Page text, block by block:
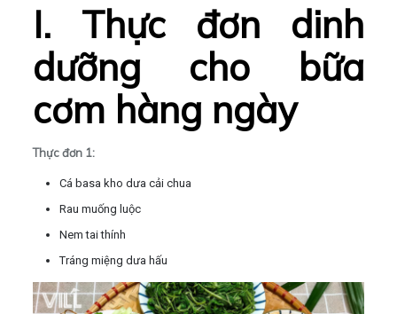
I. Thực đơn dinh
dưỡng cho bữa
cơm hàng ngày
Thực đơn 1:
Cá basa kho dưa cải chua
Rau muống luộc
Nem tai thính
Tráng miệng dưa hấu